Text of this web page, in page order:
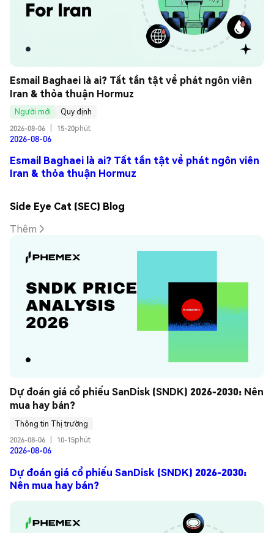
Esmail Baghaei là ai? Tất tần tật về phát ngôn viên
Iran & thỏa thuận Hormuz
Người mới
Quy định
2026-08-06
15-20phút
2026-08-06
Esmail Baghaei là ai? Tất tần tật về phát ngôn viên
Iran & thỏa thuận Hormuz
Side Eye Cat (SEC) Blog
Thêm
Dự đoán giá cổ phiếu SanDisk (SNDK) 2026-2030: Nên
mua hay bán?
Thông tin Thị trường
2026-08-06
10-15phút
2026-08-06
Dự đoán giá cổ phiếu SanDisk (SNDK) 2026-2030:
Nên mua hay bán?